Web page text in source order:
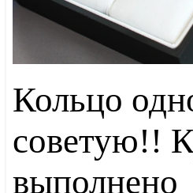
Кольцо
советую!!
выполнено